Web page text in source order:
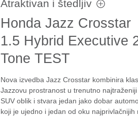
Atraktivan i štedljiv
Honda Jazz Crosstar
1.5 Hybrid Executive
Tone TEST
Nova izvedba Jazz Crosstar kombinira
Jazzovu prostranost u trenutno najtraženiji
SUV oblik i stvara jedan jako dobar
koji je ujedno i jedan od oku